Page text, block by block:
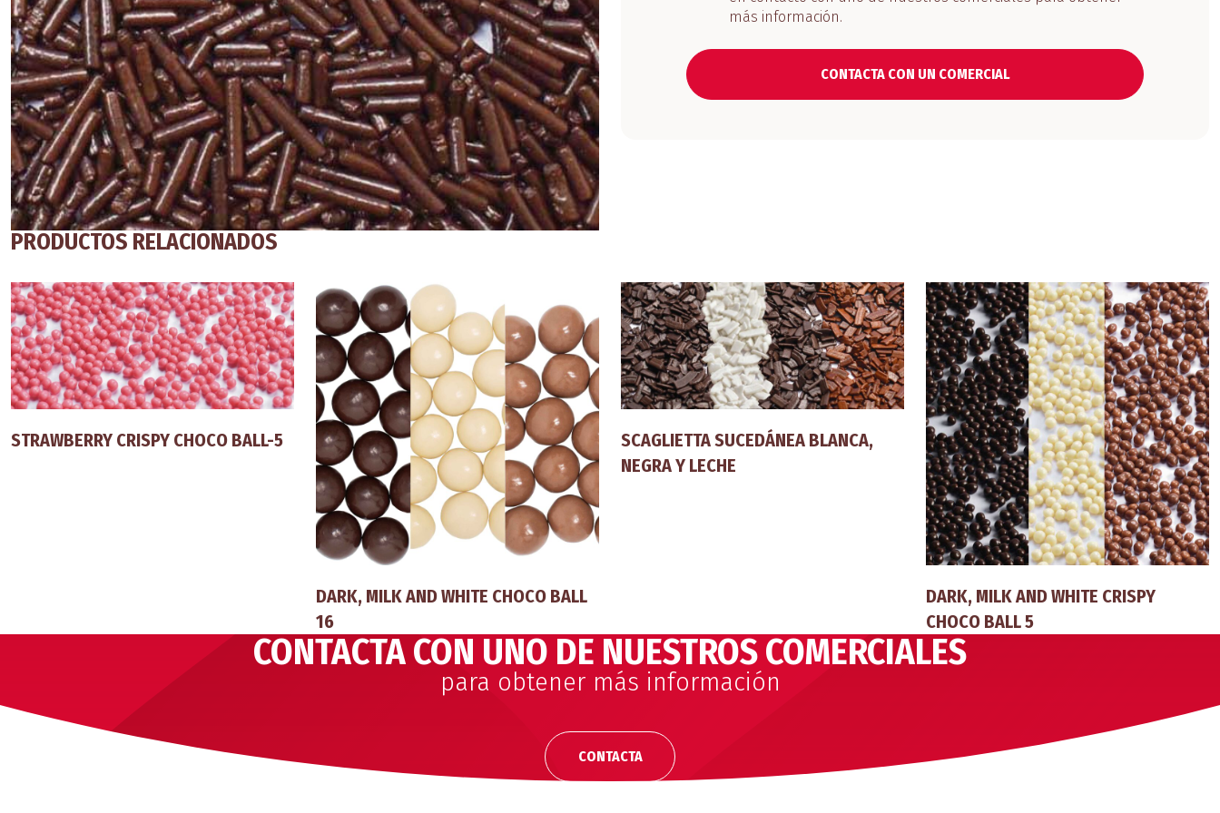
más información.
CONTACTA CON UN COMERCIAL
PRODUCTOS RELACIONADOS
STRAWBERRY CRISPY CHOCO BALL-5
DARK, MILK AND WHITE CHOCO BALL
16
SCAGLIETTA SUCEDÁNEA BLANCA,
NEGRA Y LECHE
DARK, MILK AND WHITE CRISPY
CHOCO BALL 5
CONTACTA CON UNO DE NUESTROS COMERCIALES
para obtener más información
CONTACTA